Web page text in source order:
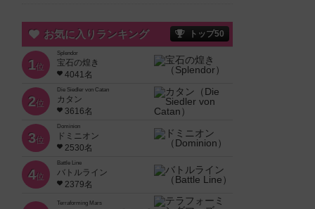
お気に入りランキング トップ50
1位
Splendor
宝石の煌き
4041名
2位
Die Siedler von Catan
カタン
3616名
3位
Dominion
ドミニオン
2530名
4位
Battle Line
バトルライン
2379名
Terraforming Mars